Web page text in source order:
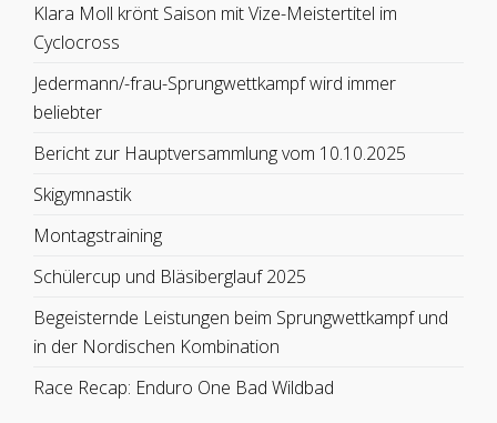
Klara Moll krönt Saison mit Vize-Meistertitel im
Cyclocross
Jedermann/-frau-Sprungwettkampf wird immer
beliebter
Bericht zur Hauptversammlung vom 10.10.2025
Skigymnastik
Montagstraining
Schülercup und Bläsiberglauf 2025
Begeisternde Leistungen beim Sprungwettkampf und
in der Nordischen Kombination
Race Recap: Enduro One Bad Wildbad